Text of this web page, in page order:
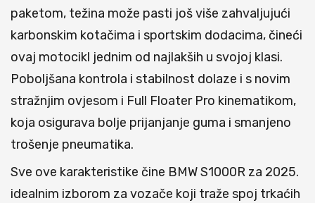
paketom, težina može pasti još više zahvaljujući
karbonskim kotačima i sportskim dodacima, čineći
ovaj motocikl jednim od najlakših u svojoj klasi.
Poboljšana kontrola i stabilnost dolaze i s novim
stražnjim ovjesom i Full Floater Pro kinematikom,
koja osigurava bolje prijanjanje guma i smanjeno
trošenje pneumatika.
Sve ove karakteristike čine BMW S1000R za 2025.
idealnim izborom za vozače koji traže spoj trkaćih